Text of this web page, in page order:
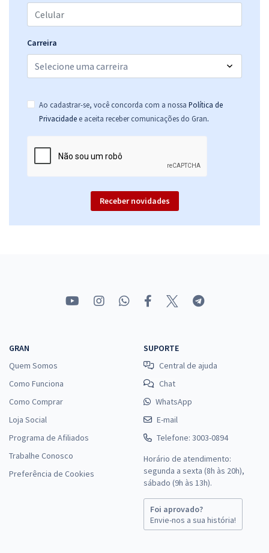
UFR - Universidade Federal de Rondonópolis - Conhecimentos
Específicos para o Cargo de Nutricionista
ou 12x de
25,52
Carreira
Ao cadastrar-se, você concorda com a nossa Política de
Privacidade e aceita receber comunicações do Gran.
Receber novidades
GRAN
Quem Somos
Como Funciona
Como Comprar
Loja Social
Programa de Afiliados
Trabalhe Conosco
Preferência de Cookies
SUPORTE
Central de ajuda
Chat
WhatsApp
E-mail
Telefone: 3003-0894
Horário de atendimento:
segunda a sexta (8h às 20h),
sábado (9h às 13h).
Foi aprovado?
Envie-nos a sua história!